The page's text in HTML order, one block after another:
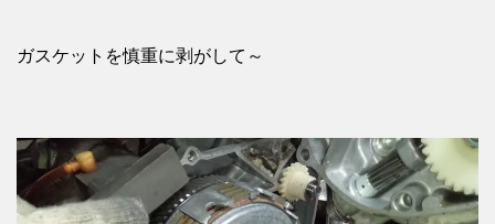
ガスケットを慎重に剥がして～